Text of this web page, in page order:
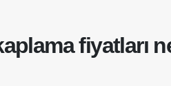
fiyatları